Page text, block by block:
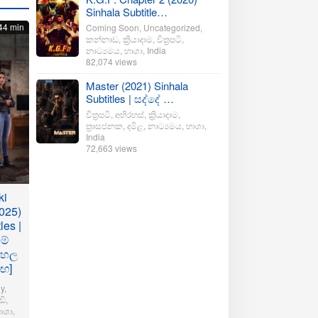
min
|
,
,
Sinhala Subtitle…
Coming Soon Uncategorized
කන්නාඩ ක්‍රියාදාම චිත්‍රපටි
නාට්‍යමය භාශා India
82,074 views
Master (2021) Sinhala
Subtitles | සද්දේ …
චිත්‍රපටි අභිරහස් ක්‍රියාදාම
ත්‍රාසජනක දමිළ නාට්‍යමය භාශා
India
72,663 views